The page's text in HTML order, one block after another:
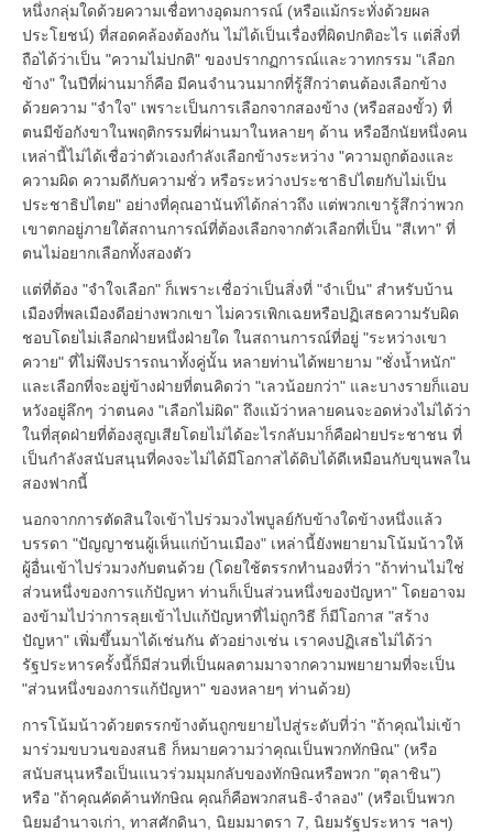
หนึ่งกลุ่มใดด้วยความเชื่อทางอุดมการณ์ (หรือแม้กระทั่งด้วยผล
ประโยชน์) ที่สอดคล้องต้องกัน ไม่ได้เป็นเรื่องที่ผิดปกติอะไร แต่สิ่งที่
ถือได้ว่าเป็น "ความไม่ปกติ" ของปรากฏการณ์และวาทกรรม "เลือก
ข้าง" ในปีที่ผ่านมาก็คือ มีคนจำนวนมากที่รู้สึกว่าตนต้องเลือกข้าง
ด้วยความ "จำใจ" เพราะเป็นการเลือกจากสองข้าง (หรือสองขั้ว) ที่
ตนมีข้อกังขาในพฤติกรรมที่ผ่านมาในหลายๆ ด้าน หรืออีกนัยหนึ่งคน
เหล่านี้ไม่ได้เชื่อว่าตัวเองกำลังเลือกข้างระหว่าง "ความถูกต้องและ
ความผิด ความดีกับความชั่ว หรือระหว่างประชาธิปไตยกับไม่เป็น
ประชาธิปไตย" อย่างที่คุณอานันท์ได้กล่าวถึง แต่พวกเขารู้สึกว่าพวก
เขาตกอยู่ภายใต้สถานการณ์ที่ต้องเลือกจากตัวเลือกที่เป็น "สีเทา" ที่
ตนไม่อยากเลือกทั้งสองตัว
แต่ที่ต้อง "จำใจเลือก" ก็เพราะเชื่อว่าเป็นสิ่งที่ "จำเป็น" สำหรับบ้าน
เมืองที่พลเมืองดีอย่างพวกเขา ไม่ควรเพิกเฉยหรือปฏิเสธความรับผิด
ชอบโดยไม่เลือกฝ่ายหนึ่งฝ่ายใด ในสถานการณ์ที่อยู่ "ระหว่างเขา
ควาย" ที่ไม่พึงปรารถนาทั้งคู่นั้น หลายท่านได้พยายาม "ชั่งน้ำหนัก"
และเลือกที่จะอยู่ข้างฝ่ายที่ตนคิดว่า "เลวน้อยกว่า" และบางรายก็แอบ
หวังอยู่ลึกๆ ว่าตนคง "เลือกไม่ผิด" ถึงแม้ว่าหลายคนจะอดห่วงไม่ได้ว่า
ในที่สุดฝ่ายที่ต้องสูญเสียโดยไม่ได้อะไรกลับมาก็คือฝ่ายประชาชน ที่
เป็นกำลังสนับสนุนที่คงจะไม่ได้มีโอกาสได้ดิบได้ดีเหมือนกับขุนพลใน
สองฟากนี้
นอกจากการตัดสินใจเข้าไปร่วมวงไพบูลย์กับข้างใดข้างหนึ่งแล้ว
บรรดา "ปัญญาชนผู้เห็นแก่บ้านเมือง" เหล่านี้ยังพยายามโน้มน้าวให้
ผู้อื่นเข้าไปร่วมวงกับตนด้วย (โดยใช้ตรรกทำนองที่ว่า "ถ้าท่านไม่ใช่
ส่วนหนึ่งของการแก้ปัญหา ท่านก็เป็นส่วนหนึ่งของปัญหา" โดยอาจม
องข้ามไปว่าการลุยเข้าไปแก้ปัญหาที่ไม่ถูกวิธี ก็มีโอกาส "สร้าง
ปัญหา" เพิ่มขึ้นมาได้เช่นกัน ตัวอย่างเช่น เราคงปฏิเสธไม่ได้ว่า
รัฐประหารครั้งนี้ก็มีส่วนที่เป็นผลตามมาจากความพยายามที่จะเป็น
"ส่วนหนึ่งของการแก้ปัญหา" ของหลายๆ ท่านด้วย)
การโน้มน้าวด้วยตรรกข้างต้นถูกขยายไปสู่ระดับที่ว่า "ถ้าคุณไม่เข้า
มาร่วมขบวนของสนธิ ก็หมายความว่าคุณเป็นพวกทักษิณ" (หรือ
สนับสนุนหรือเป็นแนวร่วมมุมกลับของทักษิณหรือพวก "ตุลาชิน")
หรือ "ถ้าคุณคัดค้านทักษิณ คุณก็คือพวกสนธิ-จำลอง" (หรือเป็นพวก
นิยมอำนาจเก่า, ทาสศักดินา, นิยมมาตรา 7, นิยมรัฐประหาร ฯลฯ)